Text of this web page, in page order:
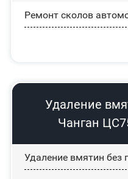
Ремонт сколов
Удаление
Чанган
Удаление вмятин без